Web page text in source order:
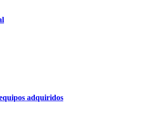
adquiridos